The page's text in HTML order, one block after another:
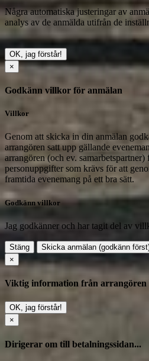
Några automatiska justeringar av
analys av de anmälda utifrån de
OK, jag förstår!
×
Godkänn villkor för anmälan
Villkor
Genom att skicka in din anmälan
arrangören satt upp gällande
arrangören (och ev. samarbetspartner)
personuppgifter som krävs för att
framtida evenemang på ett bra sätt.
Godkänn villkor
Jag godkänner och har tagit del av
Stäng
Skicka anmälan (godkänn
×
Viktig information från arrangören
OK, jag förstår!
×
Dirigerar om till betalningssidan...